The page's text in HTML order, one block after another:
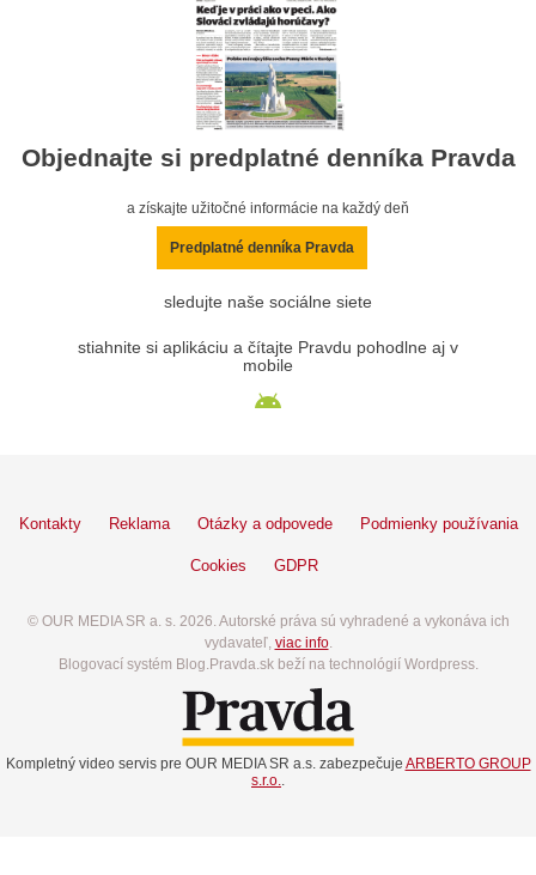
Objednajte si predplatné denníka Pravda
a získajte užitočné informácie na každý deň
Predplatné denníka Pravda
sledujte naše sociálne siete
stiahnite si aplikáciu a čítajte Pravdu pohodlne aj v
mobile
Kontakty Reklama Otázky a odpovede Podmienky používania
Cookies GDPR
© OUR MEDIA SR a. s. 2026. Autorské práva sú vyhradené a vykonáva ich
vydavateľ, viac info.
Blogovací systém Blog.Pravda.sk beží na technológií Wordpress.
Kompletný video servis pre OUR MEDIA SR a.s. zabezpečuje ARBERTO GROUP
s.r.o..